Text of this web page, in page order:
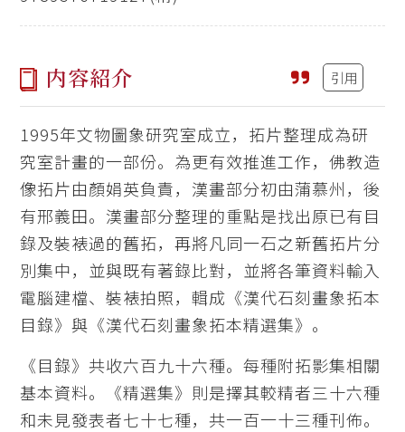
内容紹介 引用
1995年文物圖象研究室成立，拓片整理成為研
究室計畫的一部份。為更有效推進工作，佛教造
像拓片由顏娟英負責，漢畫部分初由蒲慕州，後
有邢義田。漢畫部分整理的重點是找出原已有目
錄及裝裱過的舊拓，再將凡同一石之新舊拓片分
別集中，並與既有著錄比對，並將各筆資料輸入
電腦建檔、裝裱拍照，輯成《漢代石刻畫象拓本
目錄》與《漢代石刻畫象拓本精選集》。
《目錄》共收六百九十六種。每種附拓影集相關
基本資料。《精選集》則是擇其較精者三十六種
和未見發表者七十七種，共一百一十三種刊佈。